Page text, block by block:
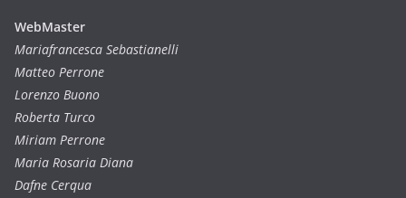
WebMaster
Mariafrancesca Sebastianelli
Matteo Perrone
Lorenzo Buono
Roberta Turco
Miriam Perrone
Maria Rosaria Diana
Dafne Cerqua